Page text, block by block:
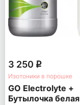
3 250 q
Изотоники в порошке
GO Electrolyte +
Бутылочка белая